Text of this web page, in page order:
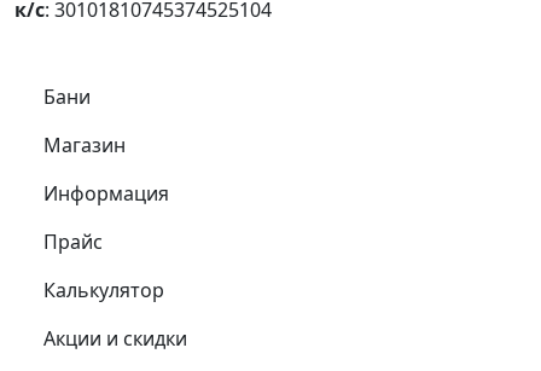
к/с: 30101810745374525104
Самое важное
Бани
Магазин
Информация
Прайс
Калькулятор
Акции и скидки